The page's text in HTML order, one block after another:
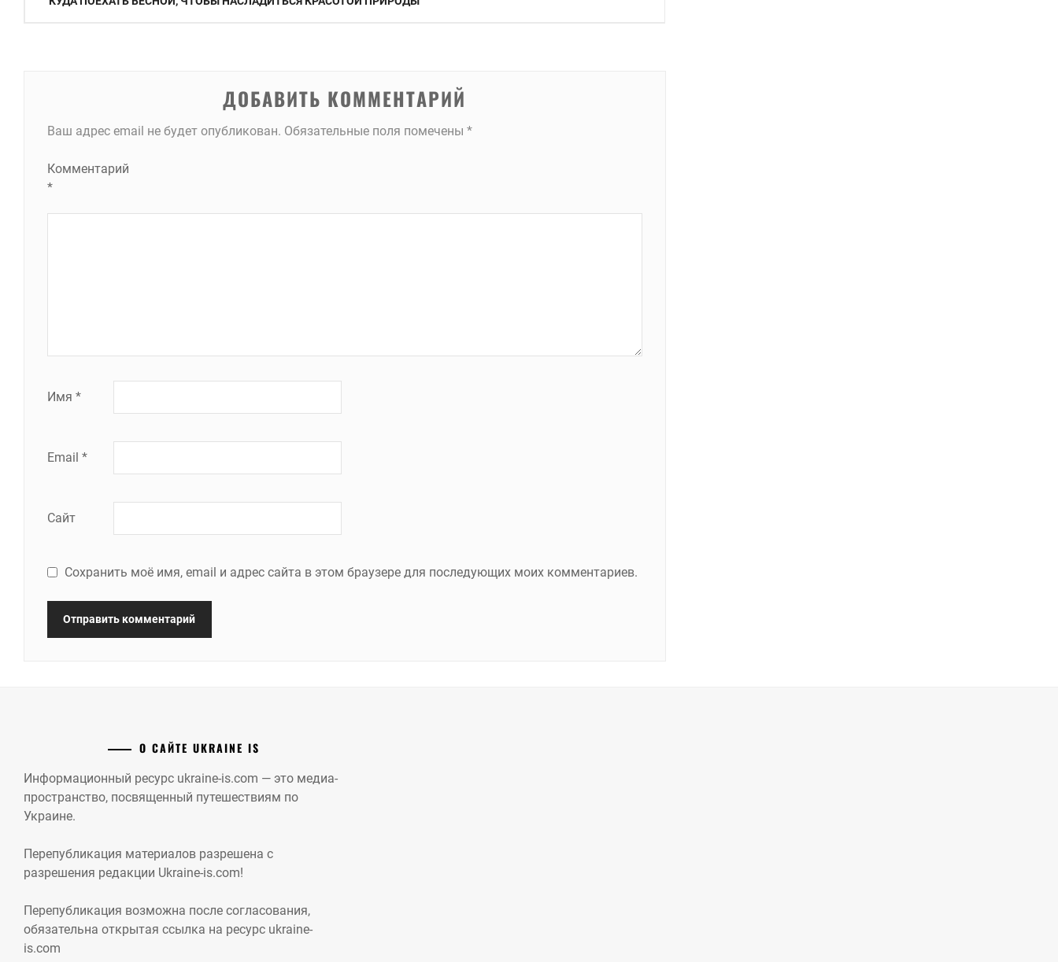
ДОБАВИТЬ КОММЕНТАРИЙ
Ваш адрес email не будет опубликован. Обязательные поля помечены *
Комментарий
*
Имя *
Email *
Сайт
Сохранить моё имя, email и адрес сайта в этом браузере для последующих моих комментариев.
О САЙТЕ UKRAINE IS
Информационный ресурс ukraine-is.com — это медиа-
пространство, посвященный путешествиям по
Украине.
Перепубликация материалов разрешена с
разрешения редакции Ukraine-is.com!
Перепубликация возможна после согласования,
обязательна открытая ссылка на ресурс ukraine-
is.com